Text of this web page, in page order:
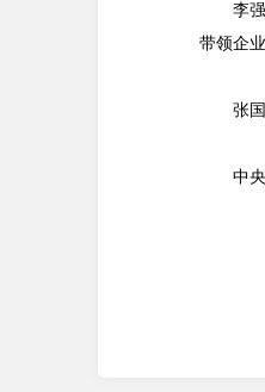
李
带领企
张
中